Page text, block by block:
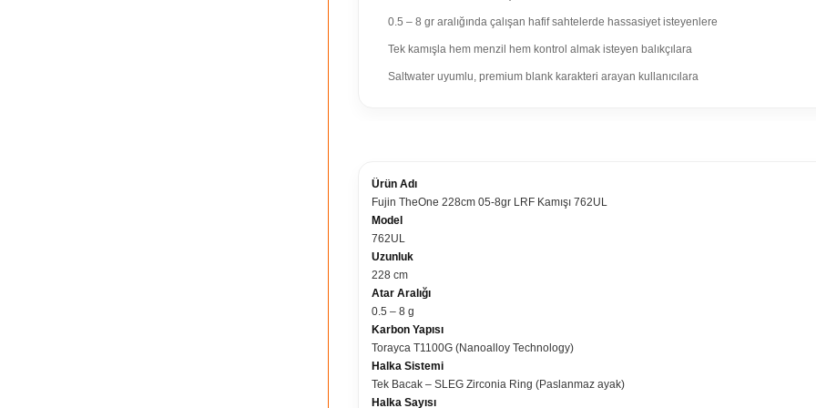
0.5 – 8 gr aralığında çalışan hafif sahtelerde hassasiyet isteyenlere
Tek kamışla hem menzil hem kontrol almak isteyen balıkçılara
Saltwater uyumlu, premium blank karakteri arayan kullanıcılara
Ürün Adı
Fujin TheOne 228cm 05-8gr LRF Kamışı 762UL
Model
762UL
Uzunluk
228 cm
Atar Aralığı
0.5 – 8 g
Karbon Yapısı
Torayca T1100G (Nanoalloy Technology)
Halka Sistemi
Tek Bacak – SLEG Zirconia Ring (Paslanmaz ayak)
Halka Sayısı